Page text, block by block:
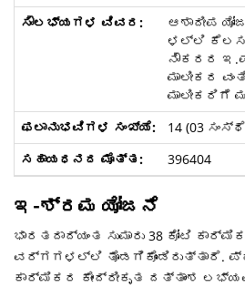
ಆಶಾದೀಪ
ಳಲ್ಲಿ ಕೆಲಸ
ನೌಕರರ
ಮಾಲೀಕರ
ಮಾಲೀಕರಿಗೆ
14 (03
396404
ಇ-ಶ್ರಮ ಯೋಜನೆ
ಭಾರತದಾದ್ಯಂತ ಸುಮಾರು 38 ಕೋಟಿ
ವರ್ಗಗಳಲ್ಲಿ ತೊಡಗಿಕೊಂಡಿರುತ್ತಾರೆ.
ಕಾರ್ಮಿಕರ ಕೇಂದ್ರೀಕೃತ ದತ್ತಾಂಶ